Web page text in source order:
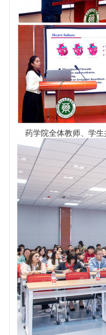
药学院全体教师、学生